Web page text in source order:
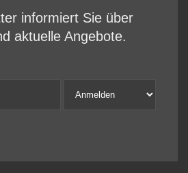
informiert Sie über
aktuelle Angebote.